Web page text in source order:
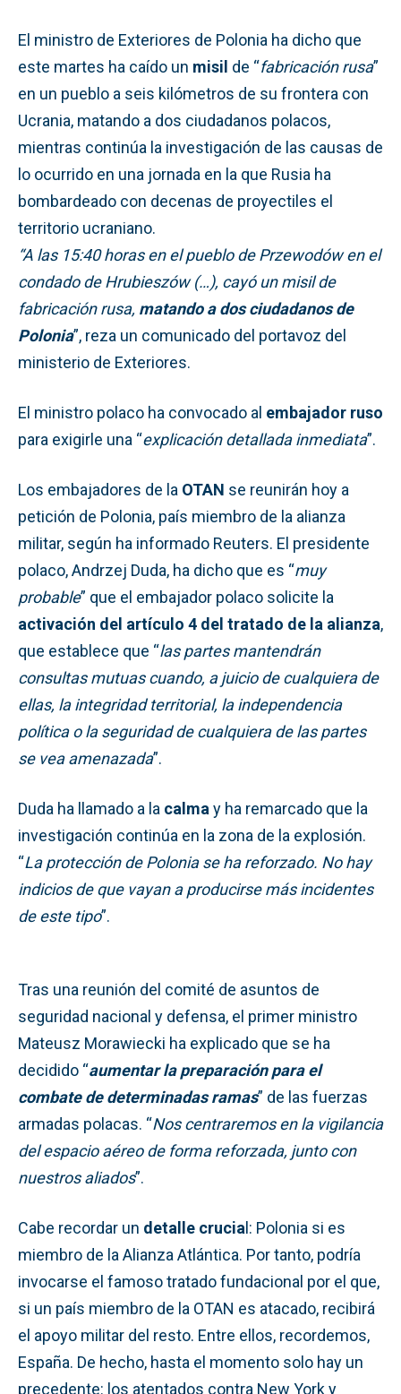
El ministro de Exteriores de Polonia ha dicho que
este martes ha caído un misil de “fabricación rusa”
en un pueblo a seis kilómetros de su frontera con
Ucrania, matando a dos ciudadanos polacos,
mientras continúa la investigación de las causas de
lo ocurrido en una jornada en la que Rusia ha
bombardeado con decenas de proyectiles el
territorio ucraniano.
“A las 15:40 horas en el pueblo de Przewodów en el
condado de Hrubieszów (…), cayó un misil de
fabricación rusa, matando a dos ciudadanos de
Polonia”, reza un comunicado del portavoz del
ministerio de Exteriores.
El ministro polaco ha convocado al embajador ruso
para exigirle una “explicación detallada inmediata”.
Los embajadores de la OTAN se reunirán hoy a
petición de Polonia, país miembro de la alianza
militar, según ha informado Reuters. El presidente
polaco, Andrzej Duda, ha dicho que es “muy
probable” que el embajador polaco solicite la
activación del artículo 4 del tratado de la alianza,
que establece que “las partes mantendrán
consultas mutuas cuando, a juicio de cualquiera de
ellas, la integridad territorial, la independencia
política o la seguridad de cualquiera de las partes
se vea amenazada”.
Duda ha llamado a la calma y ha remarcado que la
investigación continúa en la zona de la explosión.
“La protección de Polonia se ha reforzado. No hay
indicios de que vayan a producirse más incidentes
de este tipo”.
Tras una reunión del comité de asuntos de
seguridad nacional y defensa, el primer ministro
Mateusz Morawiecki ha explicado que se ha
decidido “aumentar la preparación para el
combate de determinadas ramas” de las fuerzas
armadas polacas. “Nos centraremos en la vigilancia
del espacio aéreo de forma reforzada, junto con
nuestros aliados”.
Cabe recordar un detalle crucial: Polonia si es
miembro de la Alianza Atlántica. Por tanto, podría
invocarse el famoso tratado fundacional por el que,
si un país miembro de la OTAN es atacado, recibirá
el apoyo militar del resto. Entre ellos, recordemos,
España. De hecho, hasta el momento solo hay un
precedente: los atentados contra New York y